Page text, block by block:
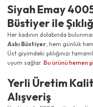
Siyah Emay
Büstiyer ile
Her kadının dolabında
Askı Büstiyer , hem günlük
Üst giyimdeki şıklığınızı
uyum sağlar. Bu ürünü hemen
Yerli Üretim
Alışveriş